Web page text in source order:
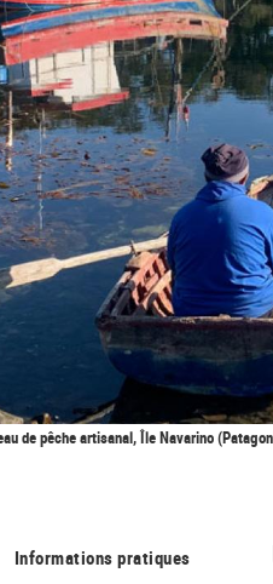
de pêche artisanal, Île Navarino
Informations pratiques